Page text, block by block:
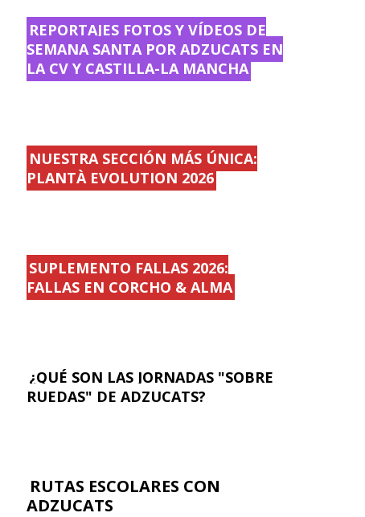
REPORTAJES FOTOS Y VÍDEOS DE
SEMANA SANTA POR ADZUCATS EN
LA CV Y CASTILLA-LA MANCHA
NUESTRA SECCIÓN MÁS ÚNICA:
PLANTÀ EVOLUTION 2026
SUPLEMENTO FALLAS 2026:
FALLAS EN CORCHO & ALMA
¿QUÉ SON LAS JORNADAS "SOBRE
RUEDAS" DE ADZUCATS?
RUTAS ESCOLARES CON
ADZUCATS